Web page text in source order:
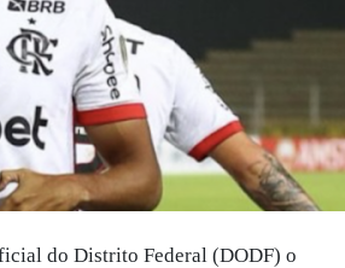
do Distrito Federal (DODF) o